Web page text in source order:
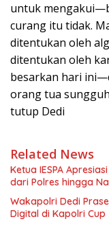
untuk
curang itu tidak.
ditentukan oleh
ditentukan oleh
besarkan hari
orang tua
tutup Dedi
Related News
Ketua IESPA
dari Polres hingga
Wakapolri Dedi
Digital di Kapolri Cup